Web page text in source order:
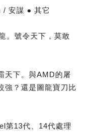
安謀 ● 其它
。號令天下，莫敢
天下。與AMD的屠
強？還是圖龍寶刀比
第13代、14代處理